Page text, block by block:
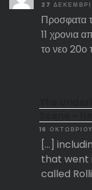
27
Προσφατα
11 χρονια
το νεο 20ο
16
[…]
that went
called